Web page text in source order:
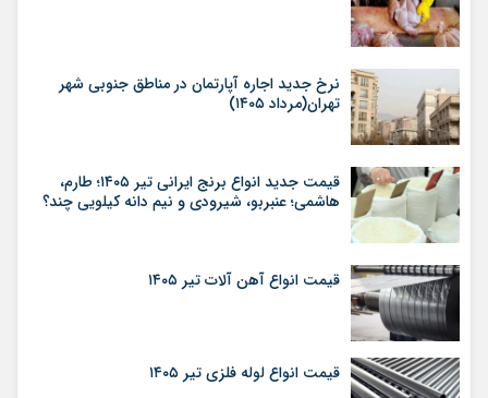
نرخ جدید اجاره آپارتمان در مناطق جنوبی شهر
تهران(مرداد ۱۴۰۵)
قیمت جدید انواع برنج ایرانی تیر ۱۴۰۵؛ طارم،
هاشمی؛ عنبربو، شیرودی و نیم دانه کیلویی چند؟
قیمت انواع آهن آلات تیر ۱۴۰۵
قیمت انواع لوله فلزی تیر ۱۴۰۵